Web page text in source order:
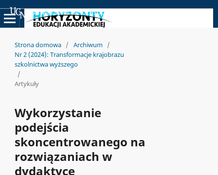
Uniwersyteckie Czasopisma Naukowe
Strona domowa / Archiwum /
Nr 2 (2024): Transformacje krajobrazu
szkolnictwa wyższego
/
Artykuły
Wykorzystanie
podejścia
skoncentrowanego na
rozwiązaniach w
dydaktyce